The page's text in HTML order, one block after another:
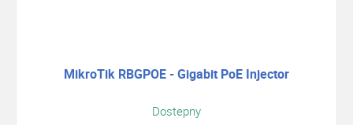
MikroTik RBGPOE - Gigabit PoE Injector
Dostepny